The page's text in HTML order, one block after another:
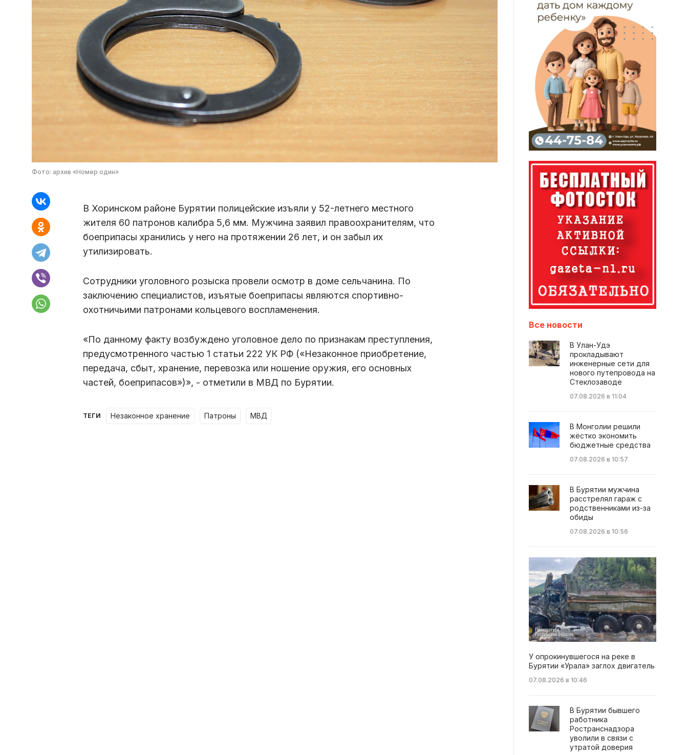
Фото: архив «Номер один»
В Хоринском районе Бурятии полицейские изъяли у 52-летнего местного
жителя 60 патронов калибра 5,6 мм. Мужчина заявил правоохранителям, что
боеприпасы хранились у него на протяжении 26 лет, и он забыл их
утилизировать.
Сотрудники уголовного розыска провели осмотр в доме сельчанина. По
заключению специалистов, изъятые боеприпасы являются спортивно-
охотничьими патронами кольцевого воспламенения.
«По данному факту возбуждено уголовное дело по признакам преступления,
предусмотренного частью 1 статьи 222 УК РФ («Незаконное приобретение,
передача, сбыт, хранение, перевозка или ношение оружия, его основных
частей, боеприпасов»)», - отметили в МВД по Бурятии.
ТЕГИ незаконное хранение патроны МВД
Все новости
В Улан-Удэ
прокладывают
инженерные сети для
нового путепровода на
Стеклозаводе
07.08.2026 в 11:04
В Монголии решили
жёстко экономить
бюджетные средства
07.08.2026 в 10:57
В Бурятии мужчина
расстрелял гараж с
родственниками из-за
обиды
07.08.2026 в 10:56
У опрокинувшегося на реке в
Бурятии «Урала» заглох двигатель
07.08.2026 в 10:46
В Бурятии бывшего
работника
Ространснадзора
уволили в связи с
утратой доверия